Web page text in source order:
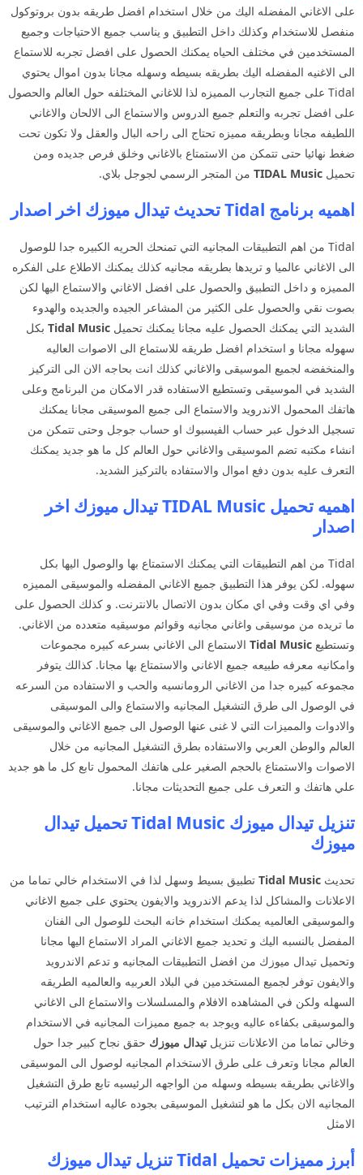
على الاغاني المفضله اليك من خلال استخدام افضل طريقه بدون بروتوكول
منفصل للاستخدام وكذلك داخل التطبيق و يناسب جميع الاحتياجات وجميع
المستخدمين في مختلف الحياه يمكنك الحصول على افضل تجربه للاستماع
الى الاغنيه المفضله اليك بطريقه بسيطه وسهله مجانا بدون اموال يحتوي
Tidal على جميع التجارب المميزه لذا للاغاني المختلفه حول العالم والحصول
على افضل تجربه والتعلم جميع الدروس والاستماع الى الالحان والاغاني
اللطيفه مجانا وبطريقه مميزه تحتاج الى راحه البال والعقل ولا تكون تحت
ضغط نهائيا حتى تتمكن من الاستمتاع بالاغاني وخلق فرص جديده ومن
تحميل
من المتجر الرسمي لجوجل بلاي.
اهميه برنامج Tidal تحديث تيدال ميوزك اخر اصدار
Tidal من اهم التطبيقات المجانيه التي تمنحك الحريه الكبيره جدا للوصول
الى الاغاني عالميا و تريدها بطريقه مجانيه كذلك يمكنك الاطلاع على الفكره
المميزه و داخل التطبيق والحصول على افضل الاغاني والاستماع اليها لكن
بصوت نقي والحصول على الكثير من المشاعر الجيده والجديده والهدوء
الشديد التي يمكنك الحصول عليه مجانا يمكنك تحميل
بكل
سهوله مجانا و استخدام افضل طريقه للاستماع الى الاصوات العاليه
والمنخفضه لجميع الموسيقى والاغاني كذلك انت بحاجه الان الى التركيز
الشديد في الموسيقى وتستطيع الاستفاده قدر الامكان من البرنامج وعلى
هاتفك المحمول الاندرويد والاستماع الى جميع الموسيقى مجانا يمكنك
تسجيل الدخول عبر حساب الفيسبوك او حساب جوجل وحتى تتمكن من
انشاء مكتبه تضم الموسيقى والاغاني حول العالم كل ما هو جديد يمكنك
التعرف عليه بدون دفع اموال والاستفاده بالتركيز الشديد.
اهميه تحميل TIDAL Music تيدال ميوزك اخر
اصدار
Tidal من اهم التطبيقات التي يمكنك الاستمتاع بها والوصول اليها بكل
سهوله. لكن يوفر هذا التطبيق جميع الاغاني المفضله والموسيقى المميزه
وفي اي وقت وفي اي مكان بدون الاتصال بالانترنت. و كذلك الحصول على
ما تريده من موسيقى واغاني مجانيه وقوائم موسيقيه متعدده من الاغاني.
وتستطيع Tidal Music الاستماع الى الاغاني بسرعه كبيره مجموعات
وامكانيه معرفه طبيعه جميع الاغاني والاستمتاع بها مجانا. كذالك يتوفر
مجموعه كبيره جدا من الاغاني الرومانسيه والحب و الاستفاده من السرعه
في الوصول الى طرق التشغيل المجانيه والاستماع والى الموسيقى
والادوات والمميزات التي لا غنى عنها الوصول الى جميع الاغاني والموسيقى
العالم والوطن العربي والاستفاده بطرق التشغيل المجانيه من خلال
الاصوات والاستمتاع بالحجم الصغير على هاتفك المحمول تابع كل ما هو جديد
علي هاتفك و التعرف على جميع التحديثات مجانا.
تنزيل تيدال ميوزك Tidal Music تحميل تيدال
ميوزك
تحديث
تطبيق بسيط وسهل لذا في الاستخدام خالي تماما من
الاعلانات والمشاكل لذا يدعم الاندرويد والايفون يحتوي على جميع الاغاني
والموسيقى العالميه يمكنك استخدام خانه البحث للوصول الى الفنان
المفضل بالنسبه اليك و تحديد جميع الاغاني المراد الاستماع اليها مجانا
وتحميل تيدال ميوزك من افضل التطبيقات المجانيه و تدعم الاندرويد
والايفون توفر لجميع المستخدمين في البلاد العربيه والعالميه الطريقه
السهله ولكن في المشاهده الافلام والمسلسلات والاستماع الى الاغاني
والموسيقى بكفاءه عاليه ويوجد به جميع مميزات المجانيه في الاستخدام
وخالي تماما من الاعلانات تنزيل تيدال ميوزك حقق نجاح كبير جدا حول
العالم مجانا وتعرف على طرق الاستخدام المجانيه لوصول الى الموسيقى
والاغاني بطريقه بسيطه وسهله من الواجهه الرئيسيه تابع طرق التشغيل
المجانيه الان بكل ما هو لتشغيل الموسيقى بجوده عاليه استخدام الترتيب
الامثل
أبرز مميزات تحميل Tidal تنزيل تيدال ميوزك